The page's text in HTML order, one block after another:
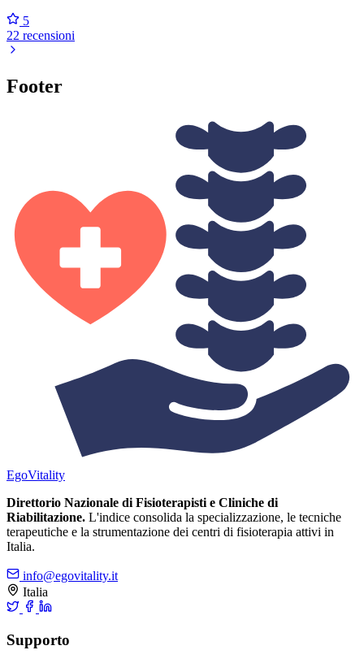
5
22 recensioni
Footer
EgoVitality
Direttorio Nazionale di Fisioterapisti e Cliniche di
Riabilitazione. L'indice consolida la specializzazione, le tecniche
terapeutiche e la strumentazione dei centri di fisioterapia attivi in
Italia.
info@egovitality.it
Italia
Supporto